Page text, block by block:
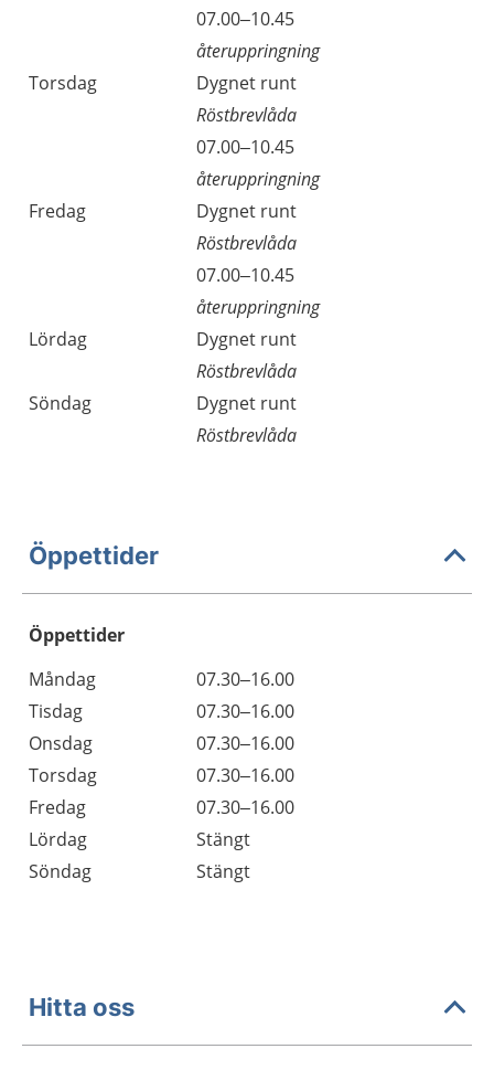
07.00–10.45
återuppringning
Torsdag
Dygnet runt
Röstbrevlåda
07.00–10.45
återuppringning
Fredag
Dygnet runt
Röstbrevlåda
07.00–10.45
återuppringning
Lördag
Dygnet runt
Röstbrevlåda
Söndag
Dygnet runt
Röstbrevlåda
Öppettider
Öppettider
Dag
Öppettider
Kommentarer
Måndag
07.30–16.00
Tisdag
07.30–16.00
Onsdag
07.30–16.00
Torsdag
07.30–16.00
Fredag
07.30–16.00
Lördag
Stängt
Söndag
Stängt
Hitta oss